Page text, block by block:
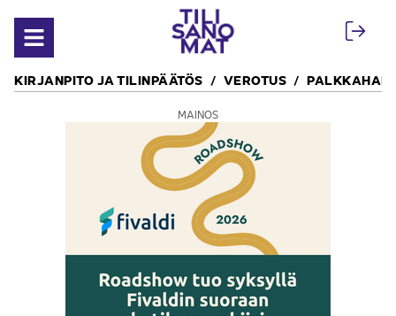
Avaa valikko
KIRJANPITO JA TILINPÄÄTÖS VEROTUS
MAINOS